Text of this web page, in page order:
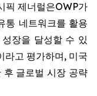
픽 제너럴은OWP가
통 네트워크를 활용
장을 달성할 수 있
라고 평가하며, 미국
후 글로벌 시장 공략